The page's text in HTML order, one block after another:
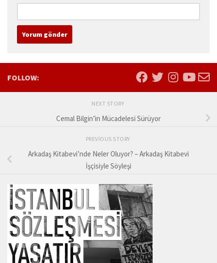
FOLLOW:
NEXT STORY
Cemal Bilgin’in Mücadelesi Sürüyor
PREVIOUS STORY
Arkadaş Kitabevi’nde Neler Oluyor? – Arkadaş Kitabevi
İşçisiyle Söyleşi